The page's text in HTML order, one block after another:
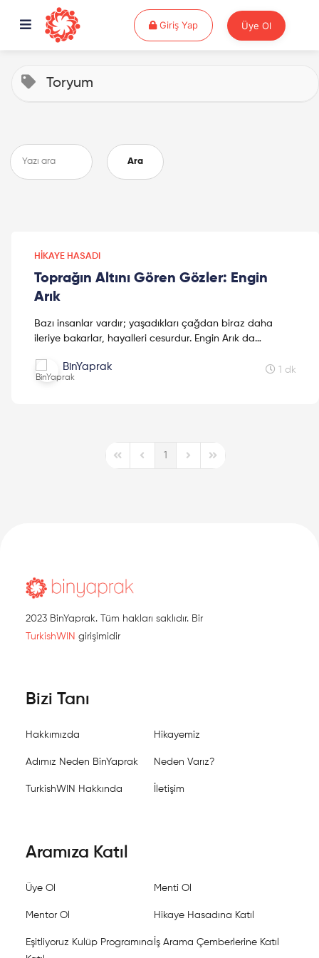
Giriş YapGiriş Yap Üye Ol
Toryum
Ara
HIKAYE HASADI
Toprağın Altını Gören Gözler: Engin
Arık
Bazı insanlar vardır; yaşadıkları çağdan biraz daha
ileriye bakarlar, hayalleri cesurdur. Engin Arık da
ötesinde, bu topraklarda bilime inanan bir kadının güçlü
yürüyüşüdür.
BinYaprak 1 dk
First PagePrevious Page
1
Next PageLast Page
2023 BinYaprak. Tüm hakları saklıdır. Bir
TurkishWIN girişimidir
Bizi Tanı
Hakkımızda Hikayemiz
Adımız Neden BinYaprak Neden Varız?
TurkishWIN Hakkında İletişim
Aramıza Katıl
Üye Ol Menti Ol
Mentor Ol Hikaye Hasadına Katıl
Eşitliyoruz Kulüp Programına İş Arama Çemberlerine Katıl